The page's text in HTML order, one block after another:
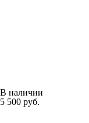
В наличии
5 500 руб.